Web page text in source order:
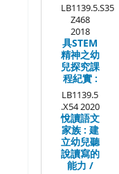
LB1139.5.S35
Z468
2018
具STEM
精神之幼
兒探究課
程紀實 :
LB1139.5
.X54 2020
悅讀語文
家族 : 建
立幼兒聽
說讀寫的
能力 /